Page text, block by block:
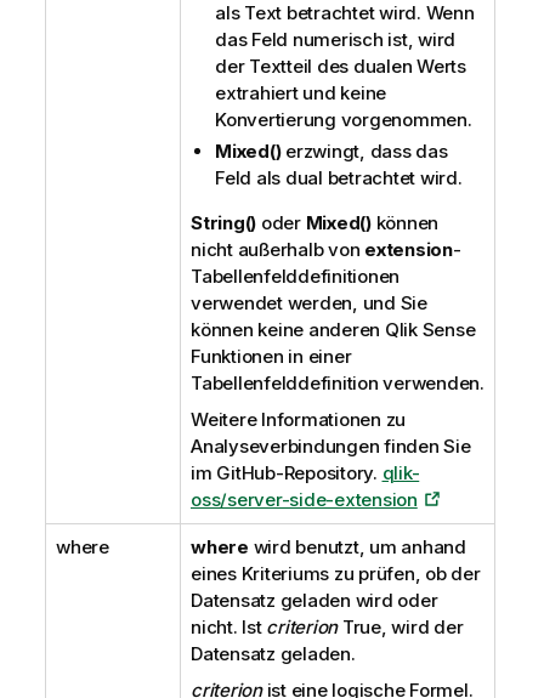
als Text betrachtet wird. Wenn
das Feld numerisch ist, wird
der Textteil des dualen Werts
extrahiert und keine
Konvertierung vorgenommen.
Mixed()erzwingt, dass das
Feld als dual betrachtet wird.
String() oder Mixed()können
nicht außerhalb von extension-
Tabellenfelddefinitionen
verwendet werden, und Sie
können keine anderen Qlik Sense
Funktionen in einer
Tabellenfelddefinition verwenden.
Weitere Informationen zu
Analyseverbindungen finden Sie
im GitHub-Repository. qlik-
oss/server-side-extension
where where wird benutzt, um anhand
eines Kriteriums zu prüfen, ob der
Datensatz geladen wird oder
nicht. Ist criterion True, wird der
Datensatz geladen.
criterionist eine logische Formel.